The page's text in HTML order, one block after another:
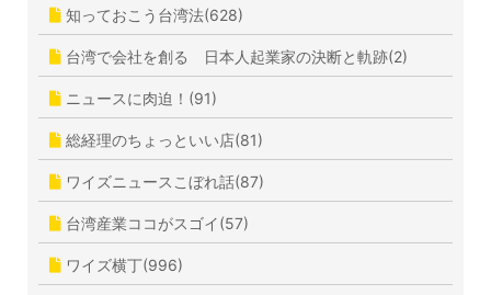
知っておこう台湾法(628)
台湾で会社を創る 日本人起業家の決断と軌跡(2)
ニュースに肉迫！(91)
総経理のちょっといい店(81)
ワイズニュースこぼれ話(87)
台湾産業ココがスゴイ(57)
ワイズ横丁(996)